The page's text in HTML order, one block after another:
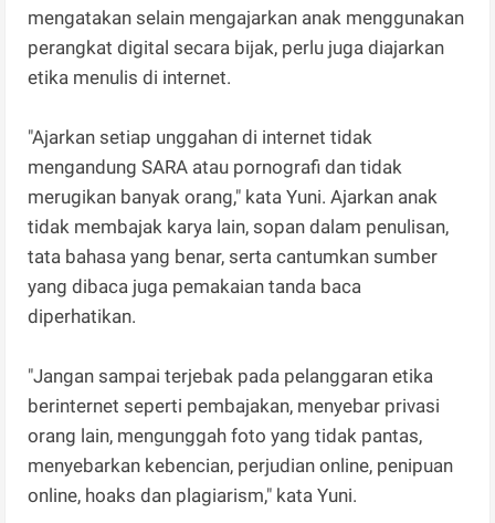
mengatakan selain mengajarkan anak menggunakan
perangkat digital secara bijak, perlu juga diajarkan
etika menulis di internet.
"Ajarkan setiap unggahan di internet tidak
mengandung SARA atau pornografi dan tidak
merugikan banyak orang," kata Yuni. Ajarkan anak
tidak membajak karya lain, sopan dalam penulisan,
tata bahasa yang benar, serta cantumkan sumber
yang dibaca juga pemakaian tanda baca
diperhatikan.
"Jangan sampai terjebak pada pelanggaran etika
berinternet seperti pembajakan, menyebar privasi
orang lain, mengunggah foto yang tidak pantas,
menyebarkan kebencian, perjudian online, penipuan
online, hoaks dan plagiarism," kata Yuni.